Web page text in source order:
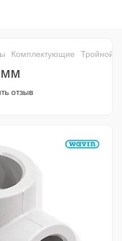
Комплектующие Тройной
мм
отзыв